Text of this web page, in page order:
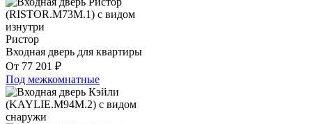
Ристор
Входная дверь для квартиры
От 77 201 ₽
Под межкомнатные